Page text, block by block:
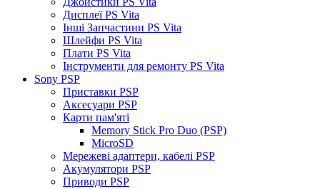
Дисплеї PS Vita
Інші Запчастини PS Vita
Шлейфи PS Vita
Плати PS Vita
Інструменти для ремонту PS Vita
Sony PSP
Приставки PSP
Аксесуари PSP
Карти пам'яті
Memory Stick Pro Duo (PSP)
MicroSD
Мережеві адаптери, кабелі PSP
Акумулятори PSP
Приводи PSP